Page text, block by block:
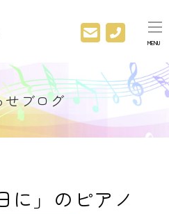
MENU
せブログ
に」のピアノ